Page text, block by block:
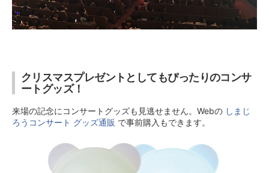
クリスマスプレゼントとしてもぴったりのコンサ
ートグッズ！
来場の記念にコンサートグッズも見逃せません。Webの しまじ
ろうコンサート グッズ通販 で事前購入もできます。